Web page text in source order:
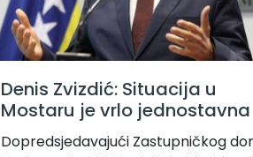
Denis Zvizdić: Situacija u
Mostaru je vrlo jednostavna
Dopredsjedavajući Zastupničkog